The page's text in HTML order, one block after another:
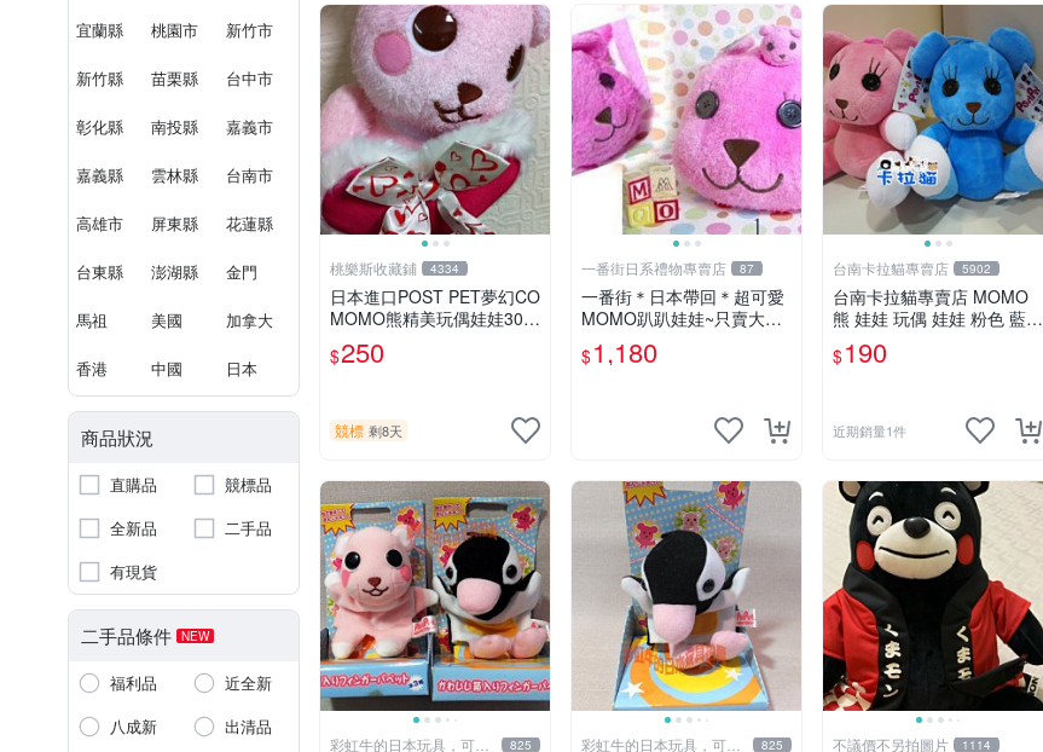
宜蘭縣 桃園市 新竹市
新竹縣 苗栗縣 台中市
彰化縣 南投縣 嘉義市
嘉義縣 雲林縣 台南市
高雄市 屏東縣 花蓮縣
台東縣 澎湖縣 金門
馬祖 美國 加拿大
香港 中國 日本
商品狀況
直購品
競標品
全新品
二手品
有現貨
二手品條件 NEW
福利品
近全新
八成新
出清品
桃樂斯收藏鋪 4334
日本進口POST PET夢幻CO
MOMO熊精美玩偶娃娃30c
m
$250
競標 剩8天
一番街日系禮物專賣店 87
一番街＊日本帶回＊超可愛
MOMO趴趴娃娃~只賣大隻
的1號~單隻價～生日禮物
$1,180
台南卡拉貓專賣店 5902
台南卡拉貓專賣店 MOMO
熊 娃娃 玩偶 娃娃 粉色 藍色
2色分售
$190
近期銷量1件
彩虹牛的日本玩具，可7 825 彩虹牛的日本玩具，可7 825 不議價不另拍圖片 1114